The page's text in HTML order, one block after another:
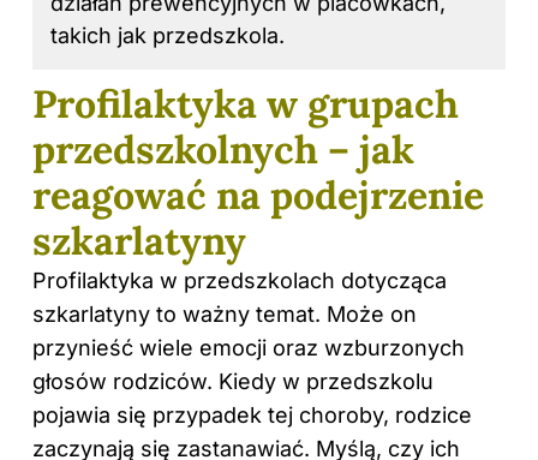
takich jak przedszkola.
Profilaktyka w grupach
przedszkolnych – jak
reagować na podejrzenie
szkarlatyny
Profilaktyka w przedszkolach dotycząca
szkarlatyny to ważny temat. Może on
przynieść wiele emocji oraz wzburzonych
głosów rodziców. Kiedy w przedszkolu
pojawia się przypadek tej choroby, rodzice
zaczynają się zastanawiać. Myślą, czy ich